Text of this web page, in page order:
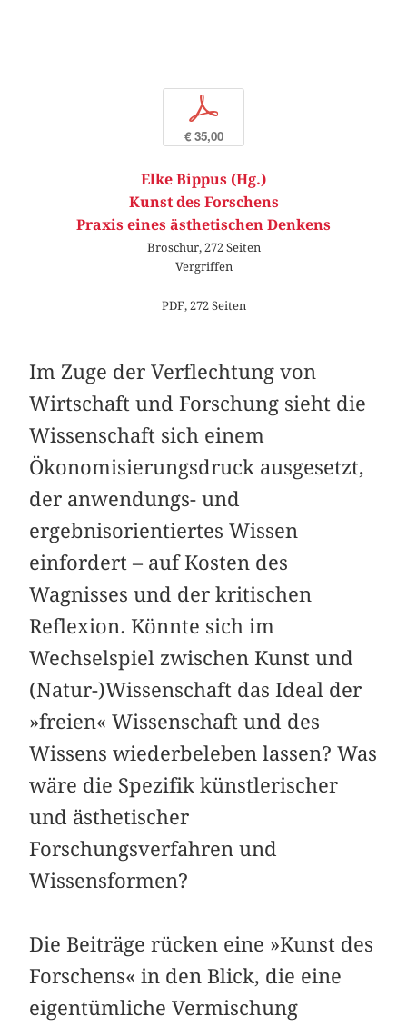
p
€ 35,00
Elke Bippus (Hg.)
Kunst des Forschens
Praxis eines ästhetischen Denkens
Broschur, 272 Seiten
Vergriffen
PDF, 272 Seiten
Im Zuge der Verflechtung von
Wirtschaft und Forschung sieht die
Wissenschaft sich einem
Ökonomisierungsdruck ausgesetzt,
der anwendungs- und
ergebnisorientiertes Wissen
einfordert – auf Kosten des
Wagnisses und der kritischen
Reflexion. Könnte sich im
Wechselspiel zwischen Kunst und
(Natur-)Wissenschaft das Ideal der
»freien« Wissenschaft und des
Wissens wiederbeleben lassen? Was
wäre die Spezifik künstlerischer
und ästhetischer
Forschungsverfahren und
Wissensformen?
Die Beiträge rücken eine »Kunst des
Forschens« in den Blick, die eine
eigentümliche Vermischung